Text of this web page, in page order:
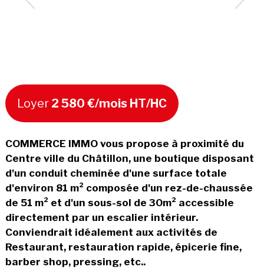
Loyer 2 580 €/mois HT/HC
COMMERCE IMMO vous propose à proximité du
Centre ville du Châtillon, une boutique disposant
d'un conduit cheminée d'une surface totale
d'environ 81 m² composée d'un rez-de-chaussée
de 51 m² et d'un sous-sol de 30m² accessible
directement par un escalier intérieur.
Conviendrait idéalement aux activités de
Restaurant, restauration rapide, épicerie fine,
barber shop, pressing, etc..